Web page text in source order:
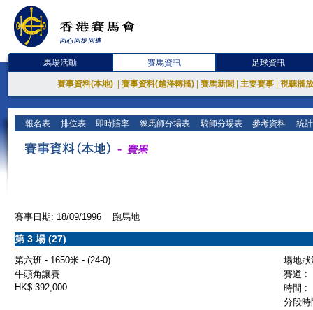
馬場活動 賽馬資訊 足球資訊
賽事資料(本地) 賽事資料(越洋轉播) 賽馬新聞 主要賽事 視聽播
報名表 排位表 即時賠率 練馬師分場表 騎師分場表 參考資料 統
賽事日期: 18/09/1996 跑馬地
第 3 場 (27)
第六班 - 1650米 - (24-0)
場地
牛頭角讓賽
賽道 :
HK$ 392,000
時間 :
分段